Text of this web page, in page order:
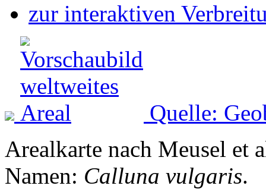
zur interaktiven
Quelle:
Arealkarte nach Meusel et
Namen: Calluna vulgaris.